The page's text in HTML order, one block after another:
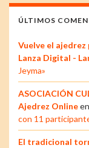
ÚLTIMOS
Vuelve el
Lanza Digital -
Jeyma»
ASOCIACIÓN
Ajedrez Onlineen
con 11
El tradicional